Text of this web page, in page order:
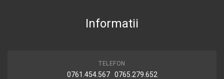
Informatii
TELEFON
0761.454.567 0765.279.652